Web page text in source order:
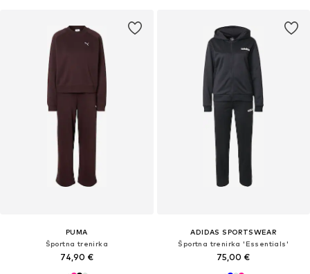
PUMA
Športna trenirka
74,90 €
ADIDAS SPORTSWEAR
Športna trenirka 'Essentials'
75,00 €